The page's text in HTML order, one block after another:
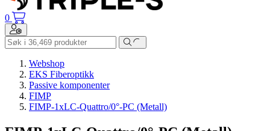
0
Toggle navigation
Webshop
EKS Fiberoptikk
Passive komponenter
FIMP
FIMP-1xLC-Quattro/0°-PC (Metall)